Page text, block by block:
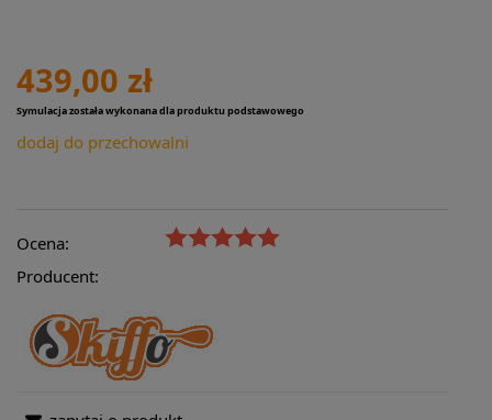
439,00 zł
Symulacja została wykonana dla produktu podstawowego
dodaj do przechowalni
Ocena:
Producent: